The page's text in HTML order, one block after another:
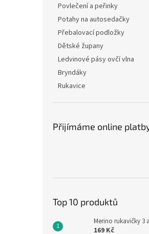
Povlečení a peřinky
Potahy na autosedačky
Přebalovací podložky
Dětské župany
Ledvinové pásy ovčí vlna
Bryndáky
Rukavice
Přijímáme online
Top 10 produktů
Merino rukavičky 3
169 Kč